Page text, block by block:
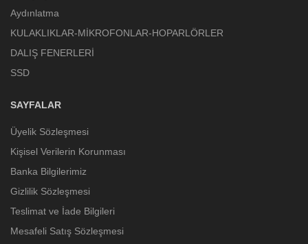
Aydınlatma
KULAKLIKLAR-MİKROFONLAR-HOPARLÖRLER
DALIŞ FENERLERİ
SSD
SAYFALAR
Üyelik Sözleşmesi
Kişisel Verilerin Korunması
Banka Bilgilerimiz
Gizlilik Sözleşmesi
Teslimat ve İade Bilgileri
Mesafeli Satış Sözleşmesi